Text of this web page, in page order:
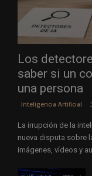
Los
saber si un
una persona
Inteligencia Artificial
La irrupción de la
nueva disputa sobre
imágenes, vídeos y